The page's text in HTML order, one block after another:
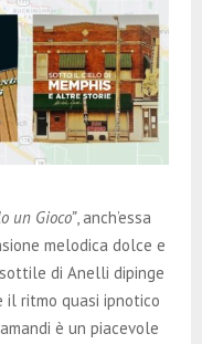
un Gioco”, anch’essa
melodica dolce e
di Anelli dipinge
il ritmo quasi ipnotico
è un piacevole